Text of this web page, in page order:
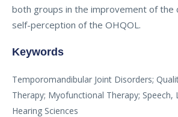
both groups in the improvement of the
self-perception of the OHQOL.
Keywords
Temporomandibular Joint Disorders;
Therapy; Myofunctional Therapy; Speech,
Hearing Sciences